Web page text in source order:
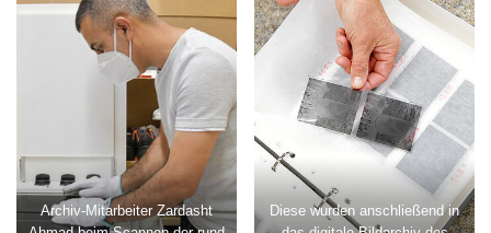
Archiv-Mitarbeiter Zardasht
Diese wurden anschließend in